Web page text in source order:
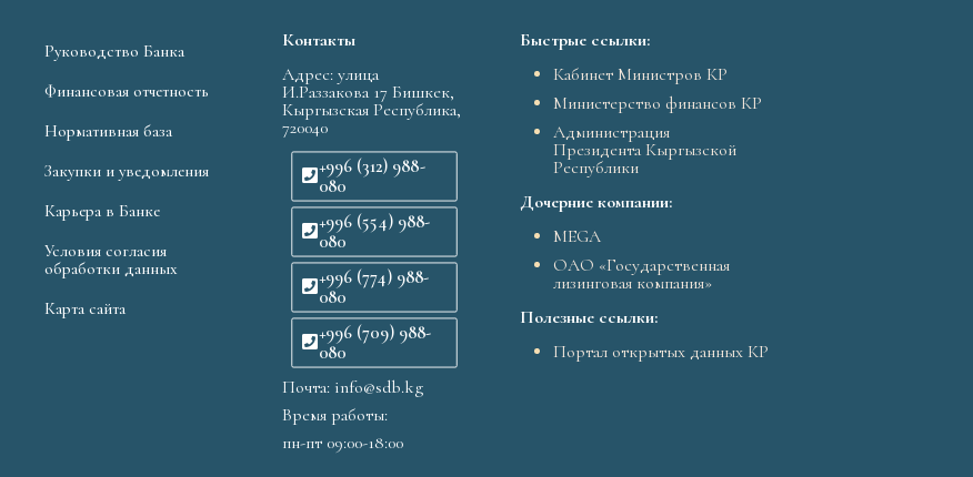
Руководство Банка
Финансовая отчетность
Нормативная база
Закупки и уведомления
Карьера в Банке
Условия согласия
обработки данных
Карта сайта
Контакты
Адрес: улица
И.Раззакова 17 Бишкек,
Кыргызская Республика,
720040
+996 (312) 988-
080
+996 (554) 988-
080
+996 (774) 988-
080
+996 (709) 988-
080
Почта: info@sdb.kg
Время работы:
пн-пт 09:00-18:00
Быстрые ссылки:
Кабинет Министров КР
Министерство финансов КР
Администрация
Президента Кыргызской
Республики
Дочерние компании:
MEGA
ОАО «Государственная
лизинговая компания»
Полезные ссылки:
Портал открытых данных КР